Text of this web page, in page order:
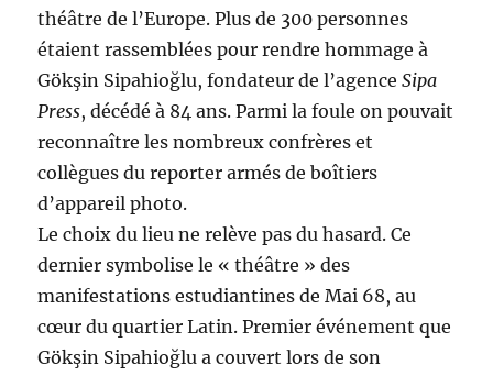
théâtre de l’Europe. Plus de 300 personnes
étaient rassemblées pour rendre hommage à
Gökşin Sipahioğlu, fondateur de l’agenceSipa
Press, décédé à 84 ans. Parmi la foule on pouvait
reconnaître les nombreux confrères et
collègues du reporter armés de boîtiers
d’appareil photo.
Le choix du lieu ne relève pas du hasard. Ce
dernier symbolise le « théâtre » des
manifestations estudiantines de Mai 68, au
cœur du quartier Latin. Premier événement que
Gökşin Sipahioğlu a couvert lors de son